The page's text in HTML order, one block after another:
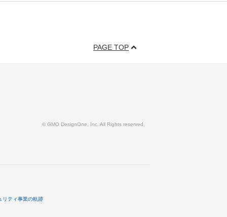
PAGE TOP
© GMO DesignOne, Inc. All Rights reserved.
リティ事業の軌跡